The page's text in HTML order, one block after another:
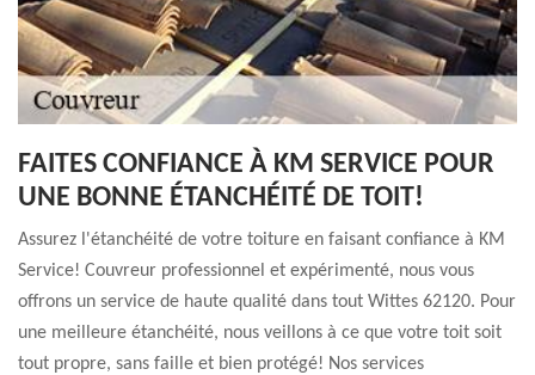
FAITES CONFIANCE À KM SERVICE POUR
UNE BONNE ÉTANCHÉITÉ DE TOIT!
Assurez l'étanchéité de votre toiture en faisant confiance à KM
Service! Couvreur professionnel et expérimenté, nous vous
offrons un service de haute qualité dans tout Wittes 62120. Pour
une meilleure étanchéité, nous veillons à ce que votre toit soit
tout propre, sans faille et bien protégé! Nos services